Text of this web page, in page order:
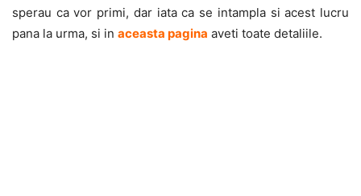
sperau ca vor primi, dar iata ca se intampla si acest lucru
pana la urma, si in aceasta pagina aveti toate detaliile.